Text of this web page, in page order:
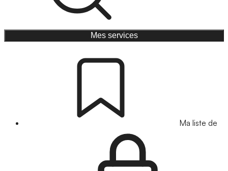
Mes services
Ma liste de